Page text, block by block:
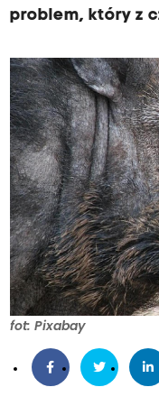
problem, który z
fot: Pixabay